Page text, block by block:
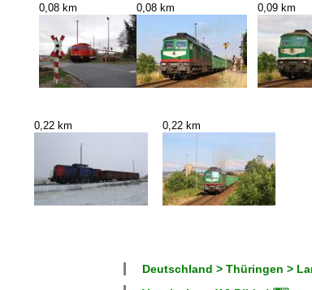
0,08 km 0,08 km 0,09 km
0,22 km 0,22 km
Deutschland > Thüringen >